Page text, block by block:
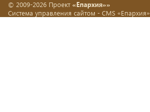
© 2009-2026 Проект «Епархия»»
Система управления сайтом - CMS «Епархия»